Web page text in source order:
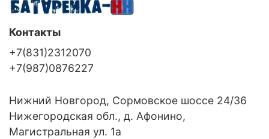
Контакты
+7(831)2312070
+7(987)0876227
Нижний Новгород, Сормовское шоссе 24/36
Нижегородская обл., д. Афонино,
Магистральная ул. 1а